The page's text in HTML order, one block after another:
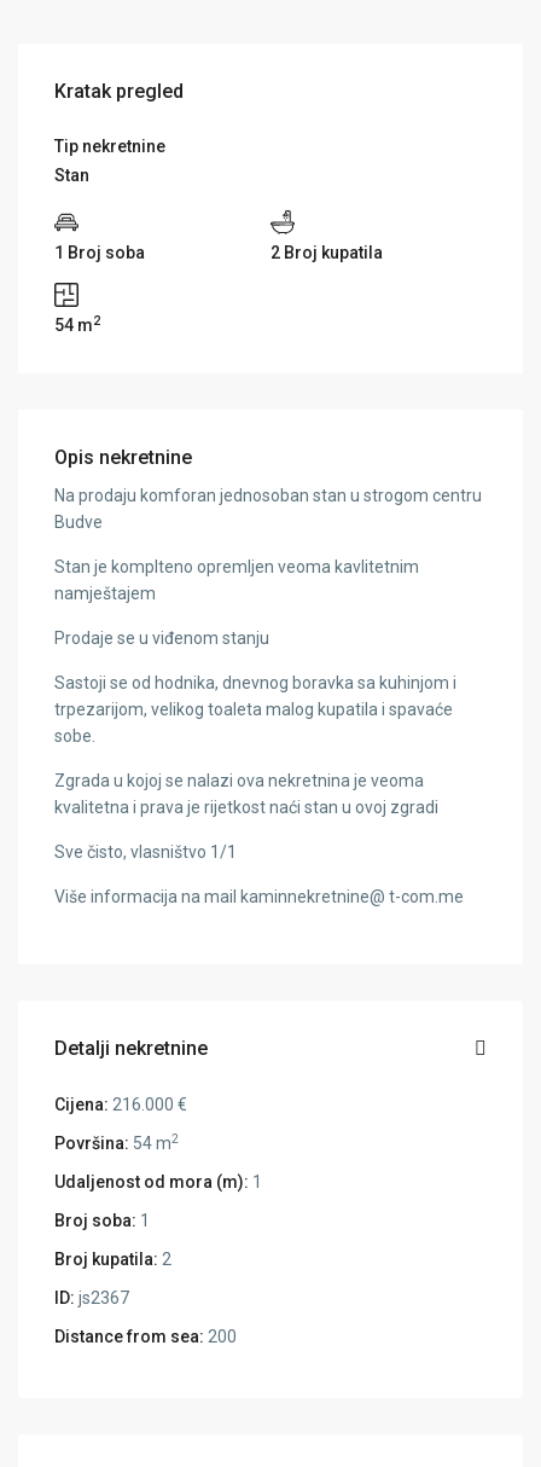
Kratak pregled
Tip nekretnine
Stan
1 Broj soba 2 Broj kupatila
54 m2
Opis nekretnine
Na prodaju komforan jednosoban stan u strogom centru
Budve
Stan je komplteno opremljen veoma kavlitetnim
namještajem
Prodaje se u viđenom stanju
Sastoji se od hodnika, dnevnog boravka sa kuhinjom i
trpezarijom, velikog toaleta malog kupatila i spavaće
sobe.
Zgrada u kojoj se nalazi ova nekretnina je veoma
kvalitetna i prava je rijetkost naći stan u ovoj zgradi
Sve čisto, vlasništvo 1/1
Više informacija na mail kaminnekretnine@ t-com.me
Detalji nekretnine
Cijena: 216.000 €
Površina: 54 m2
Udaljenost od mora (m): 1
Broj soba: 1
Broj kupatila: 2
ID: js2367
Distance from sea: 200